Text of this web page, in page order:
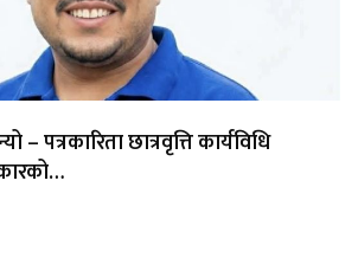
– पत्रकारिता छात्रवृत्ति कार्यविधि